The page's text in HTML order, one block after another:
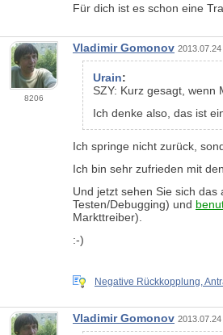
Für dich ist es schon eine
8206
Vladimir Gomonov
Urain:
SZY: Kurz gesagt, wenn
Ich denke also, das ist
Ich springe nicht zurück,
Ich bin sehr zufrieden mit
Und jetzt sehen Sie sich
Testen/Debugging) und
Markttreiber).
:-)
Negative Rückkopplung,
Vladimir Gomonov